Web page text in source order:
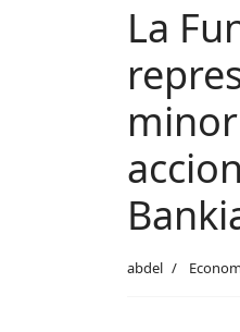
La
abdel